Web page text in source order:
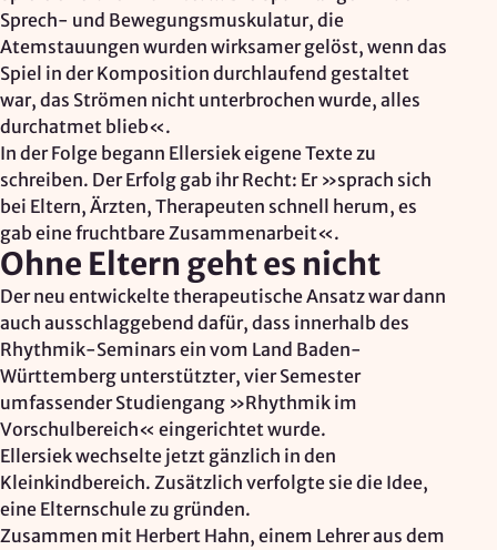
Sprech- und Bewegungsmuskulatur, die
Atemstauungen wurden wirksamer gelöst, wenn das
Spiel in der Komposition durchlaufend gestaltet
war, das Strömen nicht unterbrochen wurde, alles
durchatmet blieb«.
In der Folge begann Ellersiek eigene Texte zu
schreiben. Der Erfolg gab ihr Recht: Er »sprach sich
bei Eltern, Ärzten, Therapeuten schnell herum, es
gab eine fruchtbare Zusammenarbeit«.
Ohne Eltern geht es nicht
Der neu entwickelte therapeutische Ansatz war dann
auch ausschlaggebend dafür, dass innerhalb des
Rhythmik-Seminars ein vom Land Baden-
Württemberg unterstützter, vier Semester
umfassender Studiengang »Rhythmik im
Vorschulbereich« eingerichtet wurde.
Ellersiek wechselte jetzt gänzlich in den
Kleinkindbereich. Zusätzlich verfolgte sie die Idee,
eine Elternschule zu gründen.
Zusammen mit Herbert Hahn, einem Lehrer aus dem